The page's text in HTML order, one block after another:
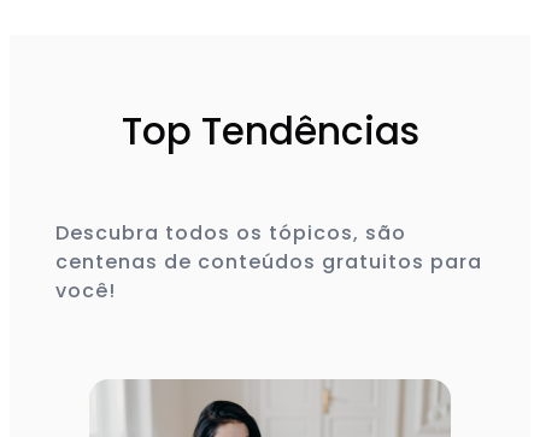
Top Tendências
Descubra todos os tópicos, são
centenas de conteúdos gratuitos para
você!